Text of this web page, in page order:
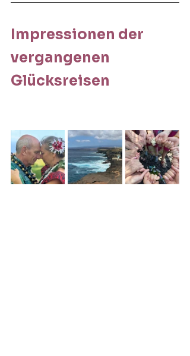
Impressionen der
vergangenen
Glücksreisen